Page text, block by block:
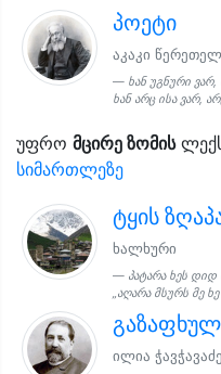
პოეტი
აკაკი
ხან უგნური ვარ,
ხან არც ისა ვარ,
უფრო მცირე ზომის
სიმართლეზე
ტყის
ხალხური
პატარა ხეს დიდ
„აღარა მსურს მე ხე
ილია ჭავჭავაძე